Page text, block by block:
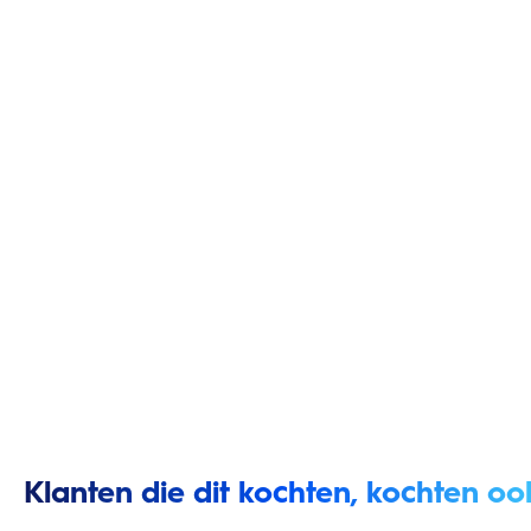
Klanten die dit kochten, kochten